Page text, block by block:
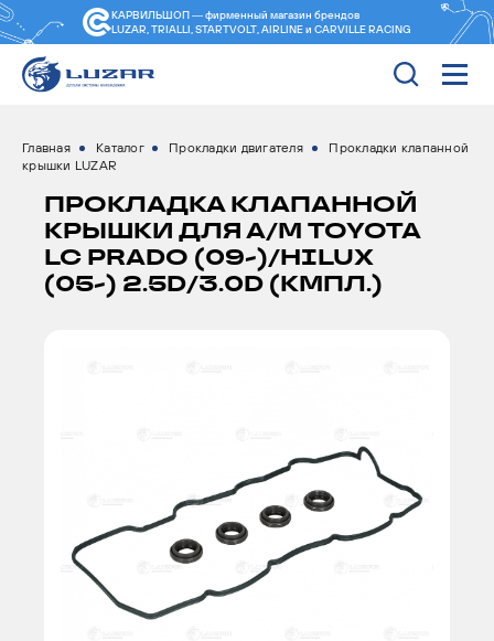
КАРВИЛЬШОП — фирменный магазин брендов
LUZAR, TRIALLI, STARTVOLT, AIRLINE и CARVILLE RACING
Главная Каталог Прокладки двигателя
Прокладки клапанной
крышки LUZAR
ПРОКЛАДКА КЛАПАННОЙ
КРЫШКИ ДЛЯ А/М TOYOTA
LC PRADO (09-)/HILUX
(05-) 2.5D/3.0D (КМПЛ.)